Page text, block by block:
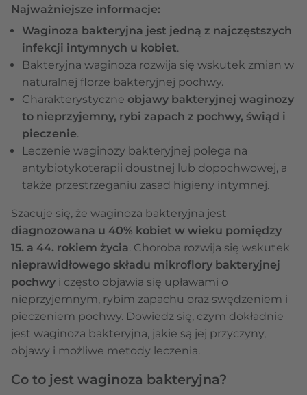
Najważniejsze informacje:
Waginoza bakteryjna jest jedną z najczęstszych
infekcji intymnych u kobiet.
Bakteryjna waginoza rozwija się wskutek zmian w
naturalnej florze bakteryjnej pochwy.
Charakterystyczne objawy bakteryjnej waginozy
to nieprzyjemny, rybi zapach z pochwy, świąd i
pieczenie.
Leczenie waginozy bakteryjnej polega na
antybiotykoterapii doustnej lub dopochwowej, a
także przestrzeganiu zasad higieny intymnej.
Szacuje się, że waginoza bakteryjna jest
diagnozowana u 40% kobiet w wieku pomiędzy
15. a 44. rokiem życia. Choroba rozwija się wskutek
nieprawidłowego składu mikroflory bakteryjnej
pochwy i często objawia się upławami o
nieprzyjemnym, rybim zapachu oraz swędzeniem i
pieczeniem pochwy. Dowiedz się, czym dokładnie
jest waginoza bakteryjna, jakie są jej przyczyny,
objawy i możliwe metody leczenia.
Co to jest waginoza bakteryjna?